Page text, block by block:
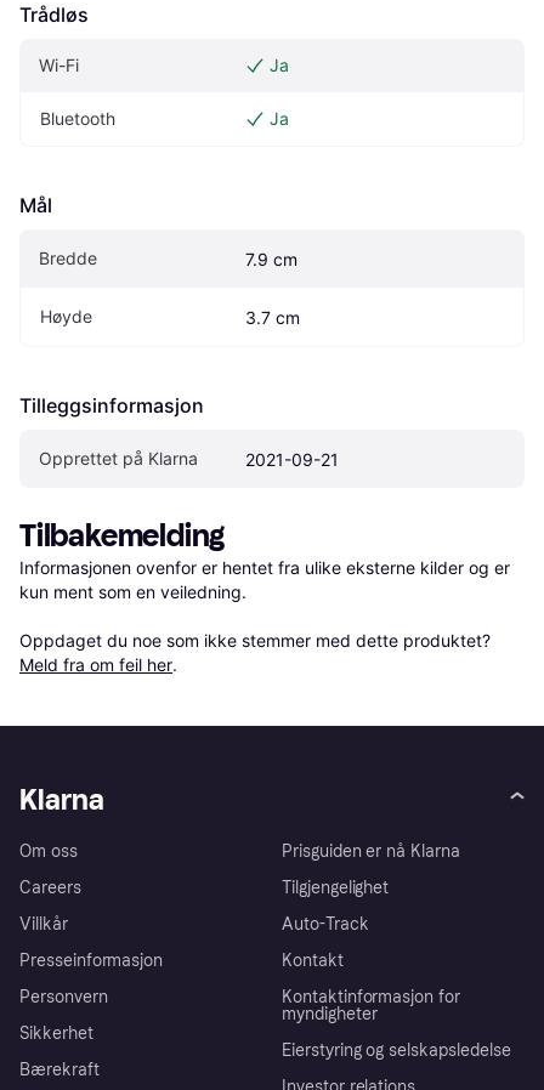
Trådløs
Wi-Fi Ja
Bluetooth Ja
Mål
Bredde 7.9 cm
Høyde 3.7 cm
Tilleggsinformasjon
Opprettet på Klarna 2021-09-21
Tilbakemelding
Informasjonen ovenfor er hentet fra ulike eksterne kilder og er
kun ment som en veiledning.
Oppdaget du noe som ikke stemmer med dette produktet?
Meld fra om feil her.
Klarna
Om oss
Careers
Villkår
Presseinformasjon
Personvern
Sikkerhet
Bærekraft
Prisguiden er nå Klarna
Tilgjengelighet
Auto-Track
Kontakt
Kontaktinformasjon for
myndigheter
Eierstyring og selskapsledelse